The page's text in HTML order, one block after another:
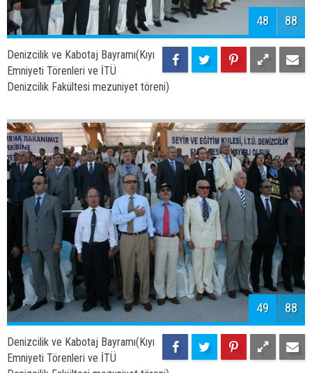
51 88
Denizcilik ve Kabotaj Bayramı(Kıyı
Emniyeti Törenleri ve İTÜ
Denizcilik Fakültesi mezuniyet töreni)